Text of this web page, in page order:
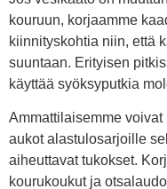
kouruun, korjaamme
kiinnityskohtia niin, että
suuntaan. Erityisen
käyttää syöksyputkia
Ammattilaisemme
aukot alastulosarjoille
aiheuttavat tukokset.
kourukoukut ja